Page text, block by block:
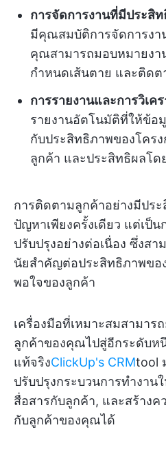
การจัดการงานที่มีประสิ
มีคุณสมบัติการจัดการงา
คุณสามารถมอบหมายงา
กำหนดเส้นตาย และติด
การรายงานและการวิเ
รายงานอัตโนมัติที่ให้ข้อ
กับประสิทธิภาพของโคร
ลูกค้า และประสิทธิผลโด
การติดตามลูกค้าอย่างมีปร
ปัญหาเพียงครั้งเดียว แต่เป็
ปรับปรุงอย่างต่อเนื่อง ซึ่งส
นัยสำคัญต่อประสิทธิภาพขอ
พอใจของลูกค้า
เครื่องมือที่เหมาะสมสามาร
ลูกค้าของคุณไปสู่อีกระดับห
แท้จริงClickUp's CRMtool
ปรับปรุงกระบวนการทำงาน
สื่อสารกับลูกค้า, และสร้าง
กับลูกค้าของคุณได้